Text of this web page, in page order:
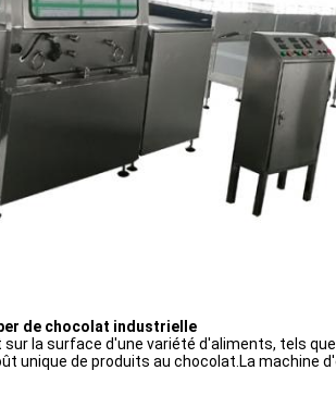
de chocolat industrielle
sur la surface d'une variété d'aliments, tels
unique de produits au chocolat.La machine